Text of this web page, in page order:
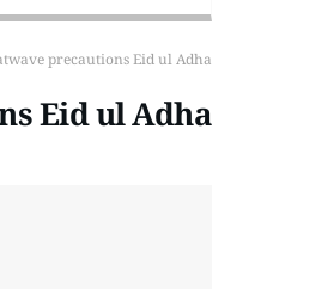
precautions Eid ul Adha
Eid ul Adha